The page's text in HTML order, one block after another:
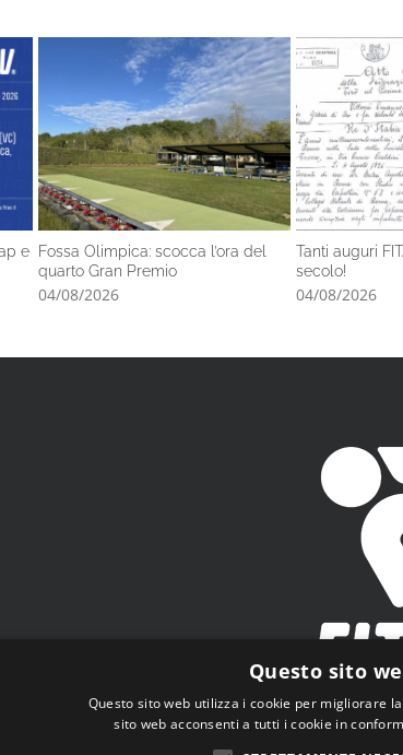
e
Fossa Olimpica: scocca l’ora del
quarto Gran Premio
04/08/2026
Tanti auguri
secolo!
04/08/2026
FITAV - Federazione Italiana Tiro a
Questo sito
Questo sito web utilizza i cookie per migliorare
sito web acconsenti a tutti i cookie in